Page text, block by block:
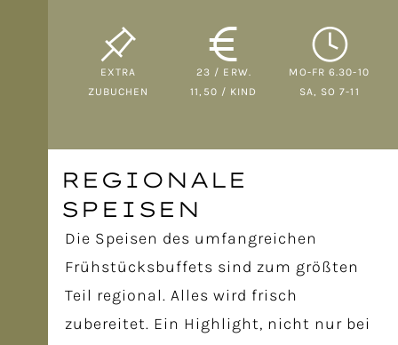
EXTRA
ZUBUCHEN
23 / ERW.
11,50 / KIND
MO-FR 6.30-10
SA, SO 7-11
REGIONALE
SPEISEN
Die Speisen des umfangreichen
Frühstücksbuffets sind zum größten
Teil regional. Alles wird frisch
zubereitet. Ein Highlight, nicht nur bei